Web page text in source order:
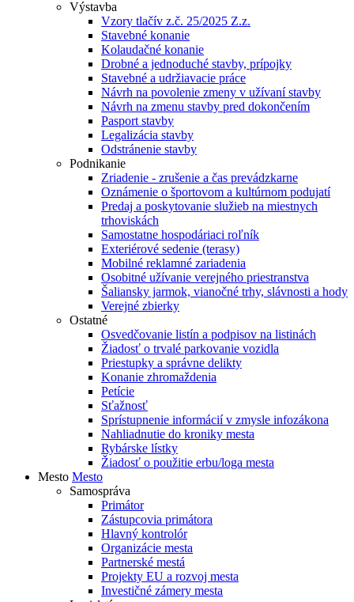
Výstavba
Vzory tlačív z.č. 25/2025 Z.z.
Stavebné konanie
Kolaudačné konanie
Drobné a jednoduché stavby, prípojky
Stavebné a udržiavacie práce
Návrh na povolenie zmeny v užívaní stavby
Návrh na zmenu stavby pred dokončením
Pasport stavby
Legalizácia stavby
Odstránenie stavby
Podnikanie
Zriadenie - zrušenie a čas prevádzkarne
Oznámenie o športovom a kultúrnom podujatí
Predaj a poskytovanie služieb na miestnych
trhoviskách
Samostatne hospodáriaci roľník
Exteriérové sedenie (terasy)
Mobilné reklamné zariadenia
Osobitné užívanie verejného priestranstva
Šaliansky jarmok, vianočné trhy, slávnosti a hody
Verejné zbierky
Ostatné
Osvedčovanie listín a podpisov na listinách
Žiadosť o trvalé parkovanie vozidla
Priestupky a správne delikty
Konanie zhromaždenia
Petície
Sťažnosť
Sprístupnenie informácií v zmysle infozákona
Nahliadnutie do kroniky mesta
Rybárske lístky
Žiadosť o použitie erbu/loga mesta
Mesto Mesto
Samospráva
Primátor
Zástupcovia primátora
Hlavný kontrolór
Organizácie mesta
Partnerské mestá
Projekty EU a rozvoj mesta
Investičné zámery mesta